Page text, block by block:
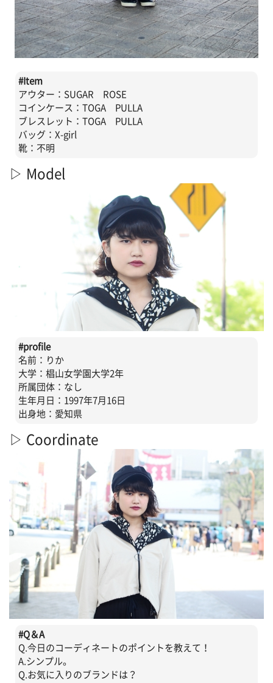
#Item
アウター：SUGAR ROSE
コインケース：TOGA PULLA
ブレスレット：TOGA PULLA
バッグ：X-girl
靴：不明
▷ Model
#profile
名前：りか
大学：椙山女学園大学2年
所属団体：なし
生年月日：1997年7月16日
出身地：愛知県
▷ Coordinate
#Q＆A
Q.今日のコーディネートのポイントを教えて！
A.シンプル。
Q.お気に入りのブランドは？